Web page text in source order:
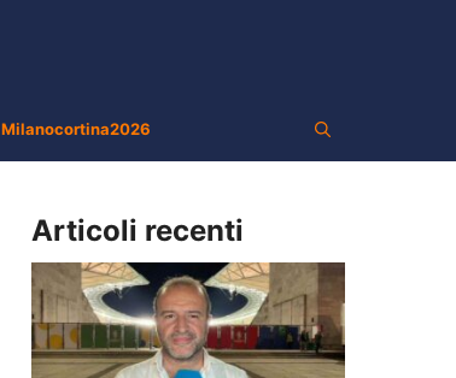
Milanocortina2026
Articoli recenti